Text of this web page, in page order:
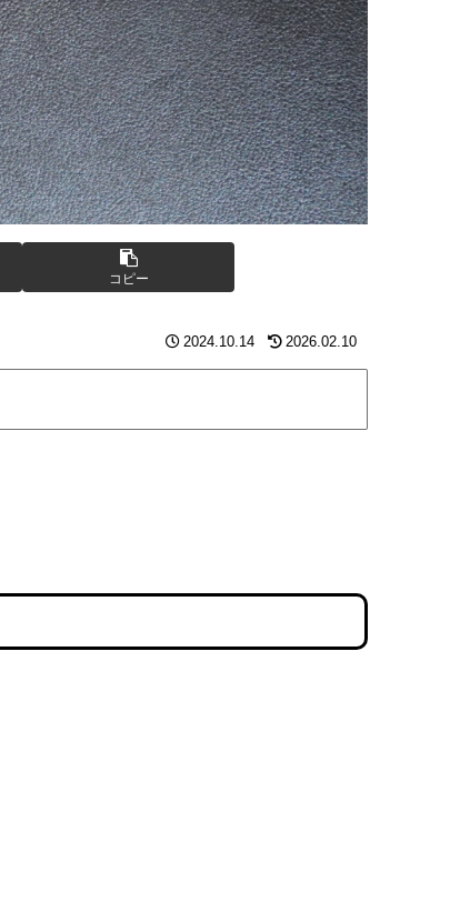
コピー
2024.10.14 2026.02.10